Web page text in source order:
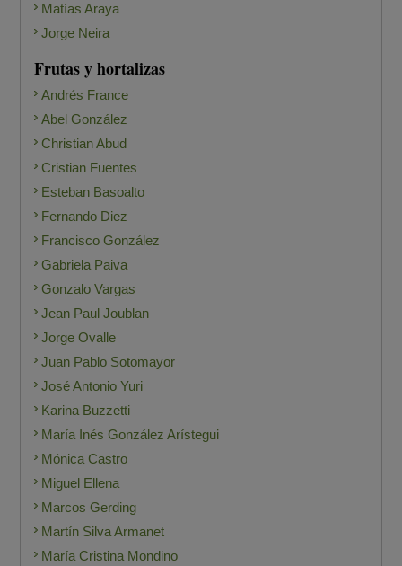
Matías Araya
Jorge Neira
Frutas y hortalizas
Andrés France
Abel González
Christian Abud
Cristian Fuentes
Esteban Basoalto
Fernando Diez
Francisco González
Gabriela Paiva
Gonzalo Vargas
Jean Paul Joublan
Jorge Ovalle
Juan Pablo Sotomayor
José Antonio Yuri
Karina Buzzetti
María Inés González Arístegui
Mónica Castro
Miguel Ellena
Marcos Gerding
Martín Silva Armanet
María Cristina Mondino